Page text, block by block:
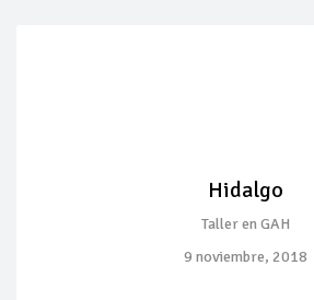
Hidalgo
Taller en GAH
9 noviembre, 2018